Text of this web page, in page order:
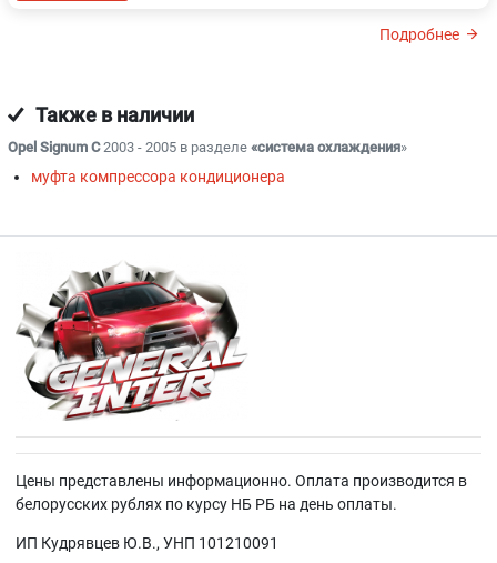
Подробнее
Также в наличии
Opel Signum C2003 - 2005 в разделе «система охлаждения»
муфта компрессора кондиционера
Цены представлены информационно. Оплата производится в
белорусских рублях по курсу НБ РБ на день оплаты.
ИП Кудрявцев Ю.В., УНП 101210091